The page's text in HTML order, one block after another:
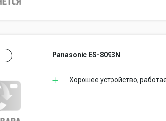
Panasonic ES-8093N
Хорошее устройство,